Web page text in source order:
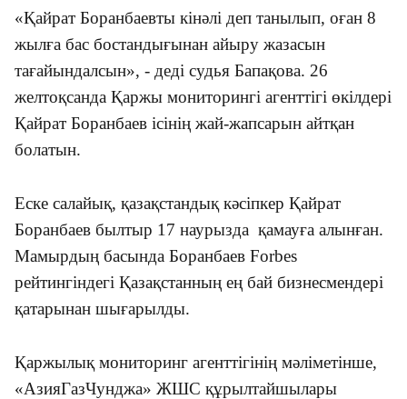
«Қайрат Боранбаевты кінәлі деп танылып, оған 8
жылға бас бостандығынан айыру жазасын
тағайындалсын», - деді судья Бапақова. 26
желтоқсанда Қаржы мониторингі агенттігі өкілдері
Қайрат Боранбаев ісінің жай-жапсарын айтқан
болатын.
Еске салайық, қазақстандық кәсіпкер Қайрат
Боранбаев былтыр 17 наурызда қамауға алынған.
Мамырдың басында Боранбаев Forbes
рейтингіндегі Қазақстанның ең бай бизнесмендері
қатарынан шығарылды.
Қаржылық мониторинг агенттігінің мәліметінше,
«АзияГазЧунджа» ЖШС құрылтайшылары